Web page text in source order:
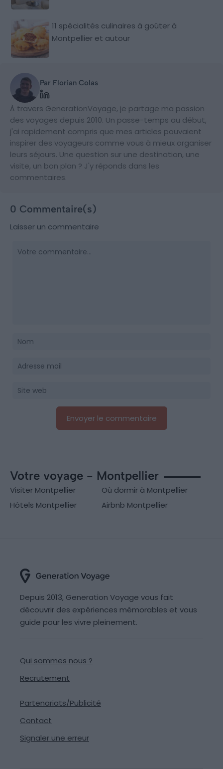
11 spécialités culinaires à goûter à
Montpellier et autour
Par Florian Colas
À travers GenerationVoyage, je partage ma passion
des voyages depuis 2010. Un passe-temps au début,
j'ai rapidement compris que mes articles pouvaient
inspirer des voyageurs comme vous à mieux organiser
leurs séjours. Une question sur une destination, une
visite, un bon plan ? J'y réponds dans les
commentaires.
0 Commentaire(s)
Laisser un commentaire
Votre voyage - Montpellier
Visiter Montpellier
Où dormir à Montpellier
Hôtels Montpellier
Airbnb Montpellier
Depuis 2013, Generation Voyage vous fait
découvrir des expériences mémorables et vous
guide pour les vivre pleinement.
Qui sommes nous ?
Recrutement
Partenariats/Publicité
Contact
Signaler une erreur